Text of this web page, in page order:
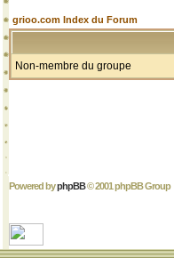
grioo.com Index du Forum
Non-membre du groupe
Powered byphpBB© 2001 phpBB Group